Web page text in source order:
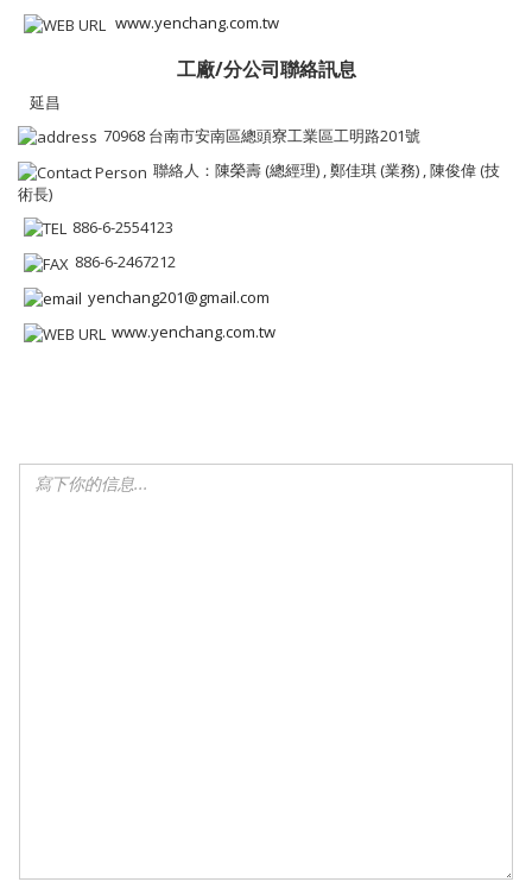
www.yenchang.com.tw
工廠/分公司聯絡訊息
延昌
70968 台南市安南區總頭寮工業區工明路201號
聯絡人：陳榮壽 (總經理) , 鄭佳琪 (業務) , 陳俊偉 (技
術長)
886-6-2554123
886-6-2467212
yenchang201@gmail.com
www.yenchang.com.tw